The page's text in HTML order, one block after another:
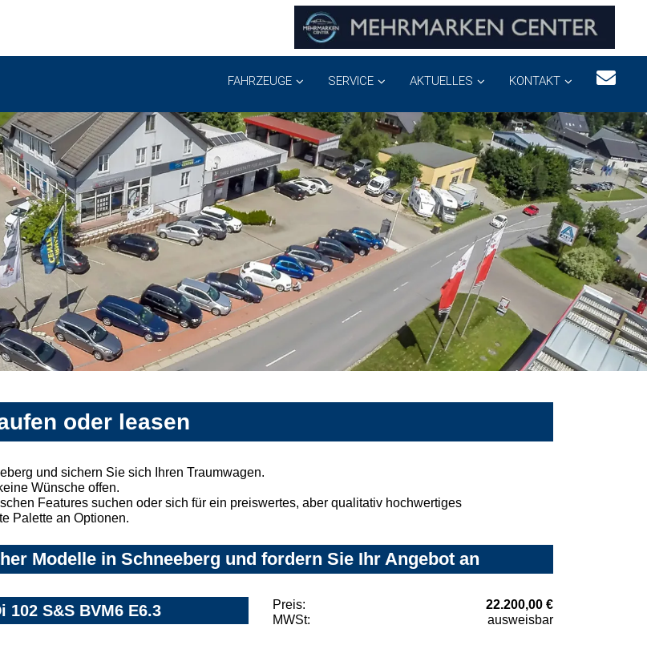
FAHRZEUGE SERVICE AKTUELLES KONTAKT
oder leasen
und sichern Sie sich Ihren Traumwagen.
Wünsche offen.
Features suchen oder sich für ein preiswertes, aber qualitativ hochwertiges
Palette an Optionen.
Modelle in Schneeberg und fordern Sie Ihr Angebot an
S&S BVM6 E6.3 Preis:
22.200,00 €
MWSt:
ausweisbar